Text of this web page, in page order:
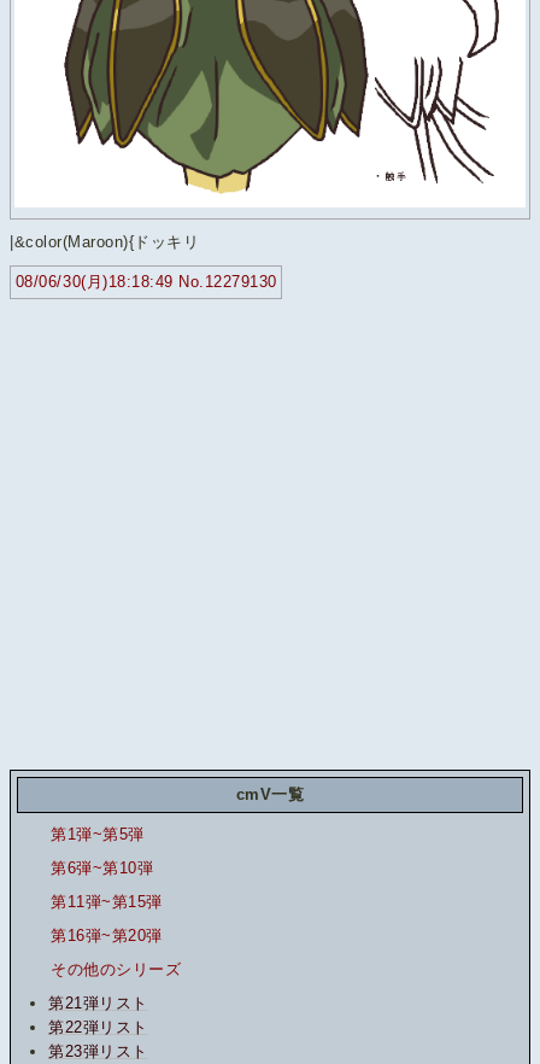
|&color(Maroon){ドッキリ
08/06/30(月)18:18:49 No.12279130
cmV一覧
第1弾~第5弾
第6弾~第10弾
第11弾~第15弾
第16弾~第20弾
その他のシリーズ
第21弾リスト
第22弾リスト
第23弾リスト